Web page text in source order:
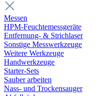
Messen
HPM-Feuchtemessgeräte
Entfernung- & Strichlaser
Sonstige Messwerkzeuge
Weitere Werkzeuge
Handwerkzeuge
Starter-Sets
Sauber arbeiten
Nass- und Trockensauger